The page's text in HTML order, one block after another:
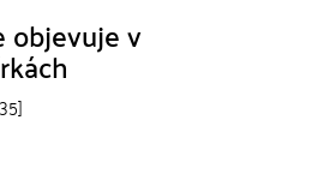
objevuje v